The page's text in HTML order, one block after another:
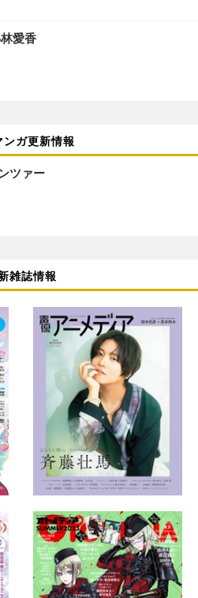
愛香
ンガ更新情報
ツァー
雑誌情報